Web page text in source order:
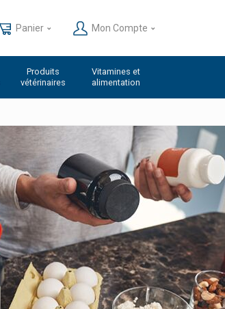
Panier Mon Compte
Produits
vétérinaires
Vitamines et
alimentation